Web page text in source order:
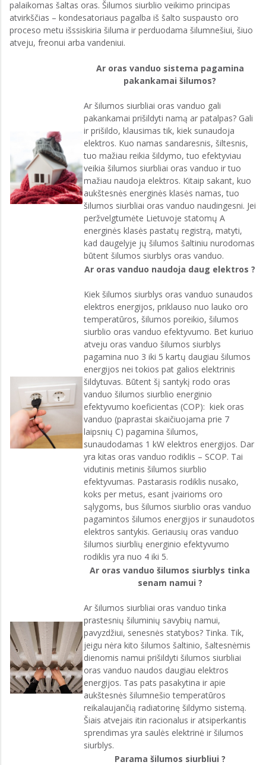
palaikomas šaltas oras. Šilumos siurblio veikimo principas
atvirkščias – kondesatoriaus pagalba iš šalto suspausto oro
proceso metu išssiskiria šiluma ir perduodama šilumnešiui, šiuo
atveju, freonui arba vandeniui.
Ar oras vanduo sistema pagamina
pakankamai šilumos?
Ar šilumos siurbliai oras vanduo gali
pakankamai prišildyti namą ar patalpas? Gali
ir prišildo, klausimas tik, kiek sunaudoja
elektros. Kuo namas sandaresnis, šiltesnis,
tuo mažiau reikia šildymo, tuo efektyviau
veikia šilumos siurbliai oras vanduo ir tuo
mažiau naudoja elektros. Kitaip sakant, kuo
aukštesnės energinės klasės namas, tuo
šilumos siurbliai oras vanduo naudingesni. Jei
peržvelgtumėte Lietuvoje statomų A
energinės klasės pastatų registrą, matyti,
kad daugelyje jų šilumos šaltiniu nurodomas
būtent šilumos siurblys oras vanduo.
Ar oras vanduo naudoja daug elektros ?
Kiek šilumos siurblys oras vanduo sunaudos
elektros energijos, priklauso nuo lauko oro
temperatūros, šilumos poreikio, šilumos
siurblio oras vanduo efektyvumo. Bet kuriuo
atveju oras vanduo šilumos siurblys
pagamina nuo 3 iki 5 kartų daugiau šilumos
energijos nei tokios pat galios elektrinis
šildytuvas. Būtent šį santykį rodo oras
vanduo šilumos siurblio energinio
efektyvumo koeficientas (COP): kiek oras
vanduo (paprastai skaičiuojama prie 7
laipsnių C) pagamina šilumos,
sunaudodamas 1 kW elektros energijos. Dar
yra kitas oras vanduo rodiklis – SCOP. Tai
vidutinis metinis šilumos siurblio
efektyvumas. Pastarasis rodiklis nusako,
koks per metus, esant įvairioms oro
sąlygoms, bus šilumos siurblio oras vanduo
pagamintos šilumos energijos ir sunaudotos
elektros santykis. Geriausių oras vanduo
šilumos siurblių energinio efektyvumo
rodiklis yra nuo 4 iki 5.
Ar oras vanduo šilumos siurblys tinka
senam namui ?
Ar šilumos siurbliai oras vanduo tinka
prastesnių šiluminių savybių namui,
pavyzdžiui, senesnės statybos? Tinka. Tik,
jeigu nėra kito šilumos šaltinio, šaltesnėmis
dienomis namui prišildyti šilumos siurbliai
oras vanduo naudos daugiau elektros
energijos. Tas pats pasakytina ir apie
aukštesnės šilumnešio temperatūros
reikalaujančią radiatorinę šildymo sistemą.
Šiais atvejais itin racionalus ir atsiperkantis
sprendimas yra saulės elektrinė ir šilumos
siurblys.
Parama šilumos siurbliui ?